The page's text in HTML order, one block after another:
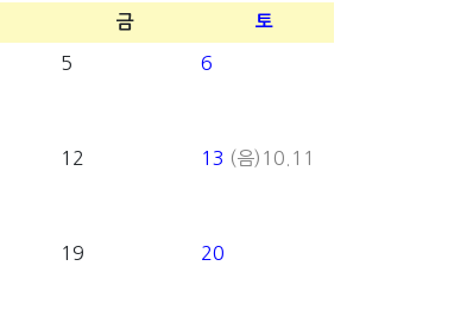
금 토
5 6
12 13 (음)10.11
19 20